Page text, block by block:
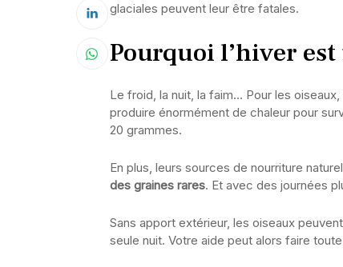
glaciales peuvent leur être fatales.
Pourquoi l’hiver
Le froid, la nuit, la faim… Pour les
produire énormément de chaleur pour
20 grammes.
En plus, leurs sources de nourriture
des graines rares. Et avec des journées
Sans apport extérieur, les oiseaux
seule nuit. Votre aide peut alors faire